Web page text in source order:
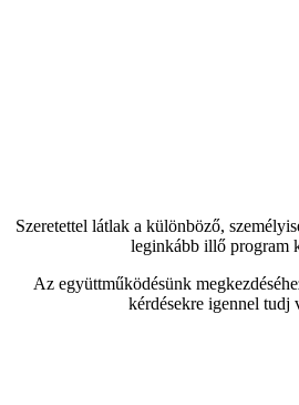
Szeretettel látlak a különböző,
leginkább illő program
Az együttműködésünk
kérdésekre igennel tudj